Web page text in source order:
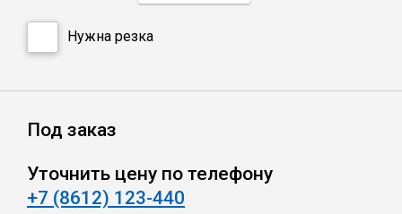
Нужна резка
Под заказ
Уточнить цену по телефону
+7 (8612) 123-440